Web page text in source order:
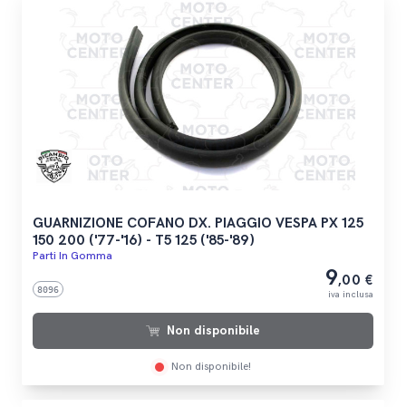
GUARNIZIONE COFANO DX. PIAGGIO VESPA PX 125
150 200 ('77-'16) - T5 125 ('85-'89)
Parti In Gomma
8096 9,00 €
iva inclusa
Non disponibile
Non disponibile!